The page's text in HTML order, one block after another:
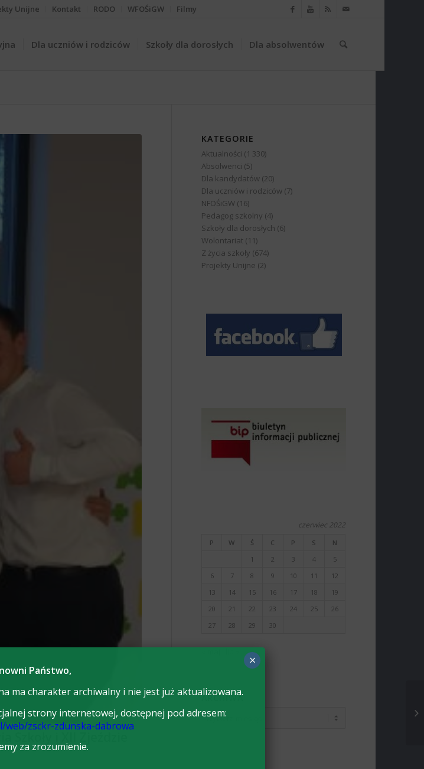
Unijne Kontakt RODO WFOŚiGW Filmy
Dla uczniów i rodziców Szkoły dla dorosłych Dla absolwentów
i XII Zjeździe
KATEGORIE
Aktualności (1 330)
Absolwenci (5)
Dla kandydatów (20)
Dla uczniów i rodziców (7)
NFOŚiGW (16)
Pedagog szkolny (4)
Szkoły dla dorosłych (6)
Wolontariat (11)
Z życia szkoły (674)
Projekty Unijne (2)
czerwiec 2022
P W Ś C P S
N
1
2 3 4
5
6
7 8 9 10 11
12
13
14 15 16 17 18
19
20
21 22 23 24 25
26
27
28 29 30
ARCHIWA
Państwo,
ma charakter archiwalny i nie jest już aktualizowana.
strony internetowej, dostępnej pod adresem:
web/zsckr-zdunska-dabrowa
za zrozumienie.
×